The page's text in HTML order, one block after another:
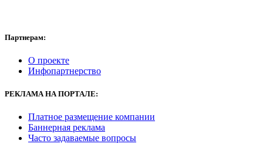
Партнерам:
О проекте
Инфопартнерство
РЕКЛАМАНА ПОРТАЛЕ:
Платное размещение компании
Баннерная реклама
Часто задаваемые вопросы